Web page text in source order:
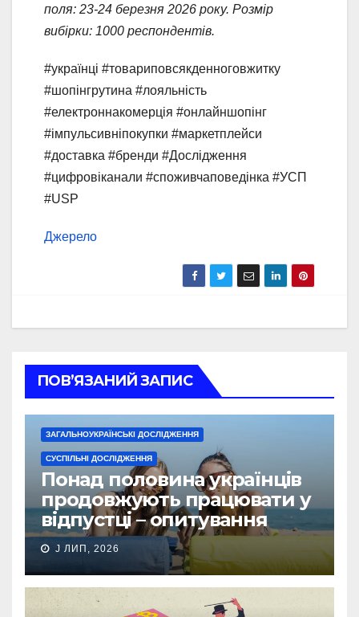
поля: 23-24 березня 2026 року. Розмір
вибірки: 1000 респондентів.
#українці #товариповсякденноговжитку
#шопінгрутина #лояльність
#електроннакомерція #онлайншопінг
#імпульсивніпокупки #маркетплейси
#доставка #бренди #Дослідження
#цифровіканали #споживчаповедінка #УСП
#USP
Джерело
ПОВ’ЯЗАНИЙ ЗАПИС
ЗАГАЛЬНОУКРАЇНСЬКІ ДОСЛІДЖЕННЯ
СУСПІЛЬНІ ДОСЛІДЖЕННЯ
Понад половина українців
продовжують працювати у
відпустці – опитування
J ЛИП, 2026